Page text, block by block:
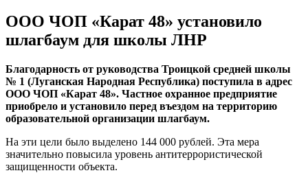
ООО ЧОП «Карат 48» установило
шлагбаум для школы ЛНР
Благодарность от руководства Троицкой средней школы
№ 1 (Луганская Народная Республика) поступила в адрес
ООО ЧОП «Карат 48». Частное охранное предприятие
приобрело и установило перед въездом на территорию
образовательной организации шлагбаум.
На эти цели было выделено 144 000 рублей. Эта мера
значительно повысила уровень антитеррористической
защищенности объекта.